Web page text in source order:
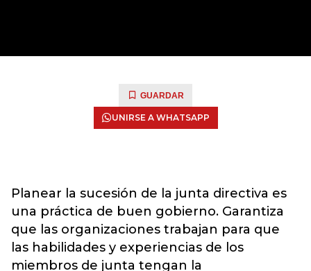
GUARDAR
UNIRSE A WHATSAPP
Planear la sucesión de la junta directiva es
una práctica de buen gobierno. Garantiza
que las organizaciones trabajan para que
las habilidades y experiencias de los
miembros de junta tengan la